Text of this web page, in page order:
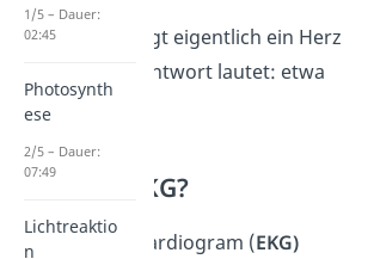
Aber wie oft schlägt eigentlich ein Herz
pro Minute? Die Antwort lautet: etwa
60 bis 80 Mal.
Was ist ein EKG?
In einem Elektrokardiogram (EKG)
1/5 – Dauer:
02:45
Photosynth
ese
2/5 – Dauer:
07:49
Lichtreaktio
n